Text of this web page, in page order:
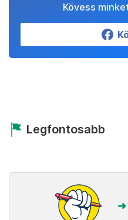
Kövess
Legfontosabb